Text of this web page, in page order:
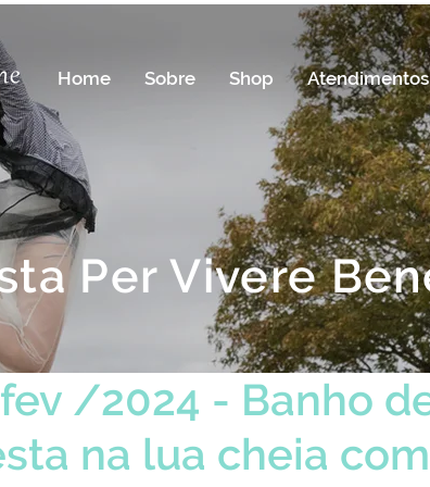
Home
Sobre Shop
/2024 - Banho
na lua cheia
Per Vivere